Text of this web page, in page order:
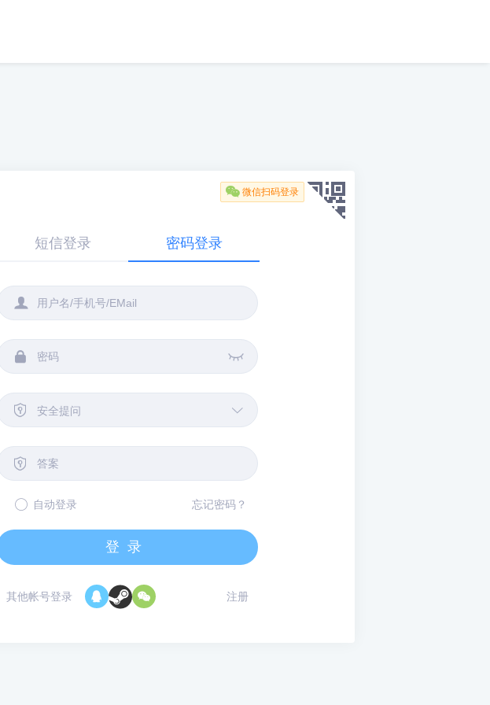
 微信扫码登录
短信登录 密码登录

 
 安全提问 

自动登录 忘记密码？
登录
其他帐号登录   注册